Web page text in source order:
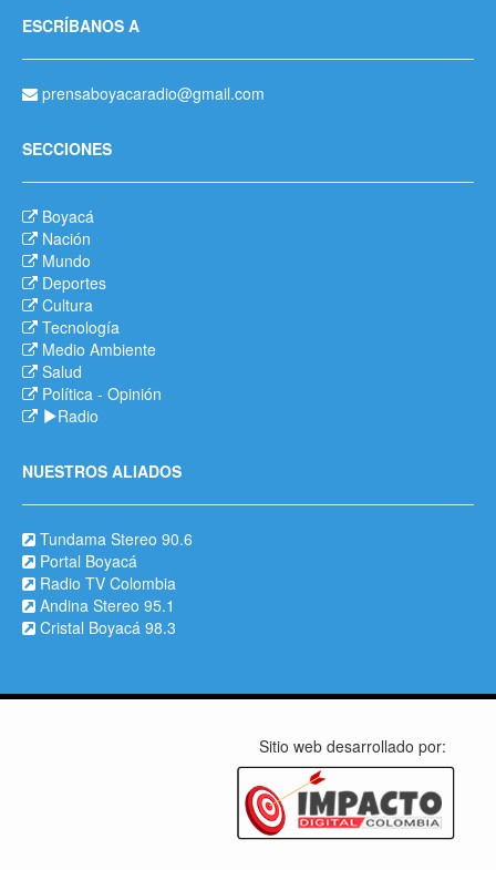
ESCRÍBANOS A
prensaboyacaradio@gmail.com
SECCIONES
Boyacá
Nación
Mundo
Deportes
Cultura
Tecnología
Medio Ambiente
Salud
Política - Opinión
Radio
NUESTROS ALIADOS
Tundama Stereo 90.6
Portal Boyacá
Radio TV Colombia
Andina Stereo 95.1
Cristal Boyacá 98.3
Sitio web desarrollado por: